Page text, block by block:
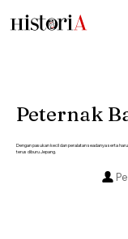
Peternak
Dengan pasukan kecil dan peralatan seadanya serta
terus diburu Jepang.